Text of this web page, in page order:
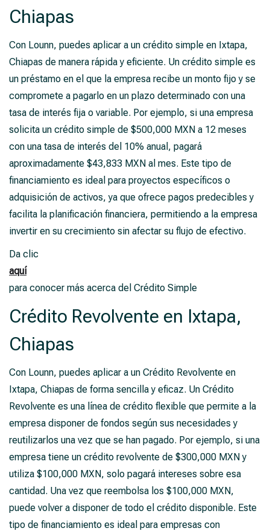
Chiapas
Con Lounn, puedes aplicar a un crédito simple en Ixtapa,
Chiapas de manera rápida y eficiente. Un crédito simple es
un préstamo en el que la empresa recibe un monto fijo y se
compromete a pagarlo en un plazo determinado con una
tasa de interés fija o variable. Por ejemplo, si una empresa
solicita un crédito simple de $500,000 MXN a 12 meses
con una tasa de interés del 10% anual, pagará
aproximadamente $43,833 MXN al mes. Este tipo de
financiamiento es ideal para proyectos específicos o
adquisición de activos, ya que ofrece pagos predecibles y
facilita la planificación financiera, permitiendo a la empresa
invertir en su crecimiento sin afectar su flujo de efectivo.
Da clic
aquí
para conocer más acerca del Crédito Simple
Crédito Revolvente en Ixtapa,
Chiapas
Con Lounn, puedes aplicar a un Crédito Revolvente en
Ixtapa, Chiapas de forma sencilla y eficaz. Un Crédito
Revolvente es una línea de crédito flexible que permite a la
empresa disponer de fondos según sus necesidades y
reutilizarlos una vez que se han pagado. Por ejemplo, si una
empresa tiene un crédito revolvente de $300,000 MXN y
utiliza $100,000 MXN, solo pagará intereses sobre esa
cantidad. Una vez que reembolsa los $100,000 MXN,
puede volver a disponer de todo el crédito disponible. Este
tipo de financiamiento es ideal para empresas con